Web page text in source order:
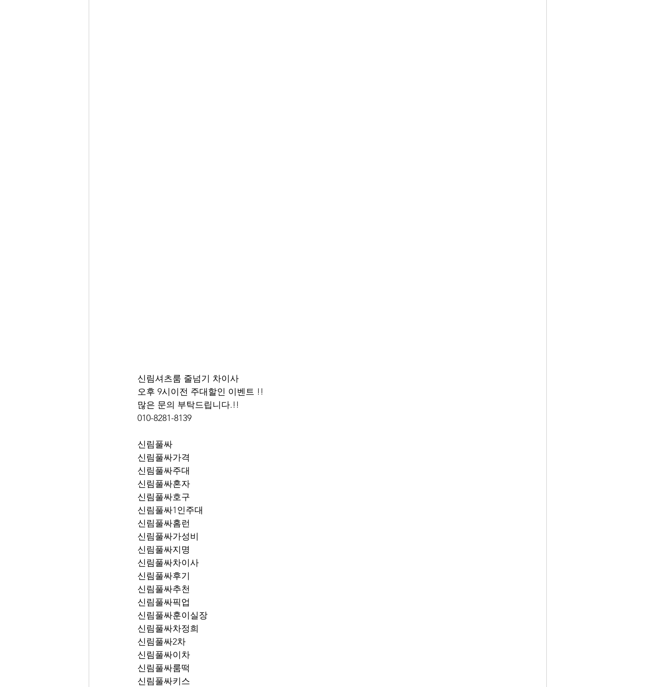
신림셔츠룸 줄넘기 차이사
오후 9시이전 주대할인 이벤트 !!
많은 문의 부탁드립니다.!!
010-8281-8139
신림풀싸
신림풀싸가격
신림풀싸주대
신림풀싸혼자
신림풀싸호구
신림풀싸1인주대
신림풀싸홈런
신림풀싸가성비
신림풀싸지명
신림풀싸차이사
신림풀싸후기
신림풀싸추천
신림풀싸훈이실장
신림풀싸차정희
신림풀싸2차
신림풀싸이차
신림풀싸룸떡
신림풀싸키스